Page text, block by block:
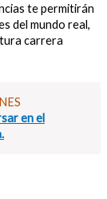
te permitirán
del mundo real,
carrera
en el